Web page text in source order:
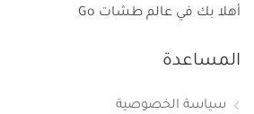
أهلا بك في عالم طشات Go
المساعدة
سياسة الخصوصية